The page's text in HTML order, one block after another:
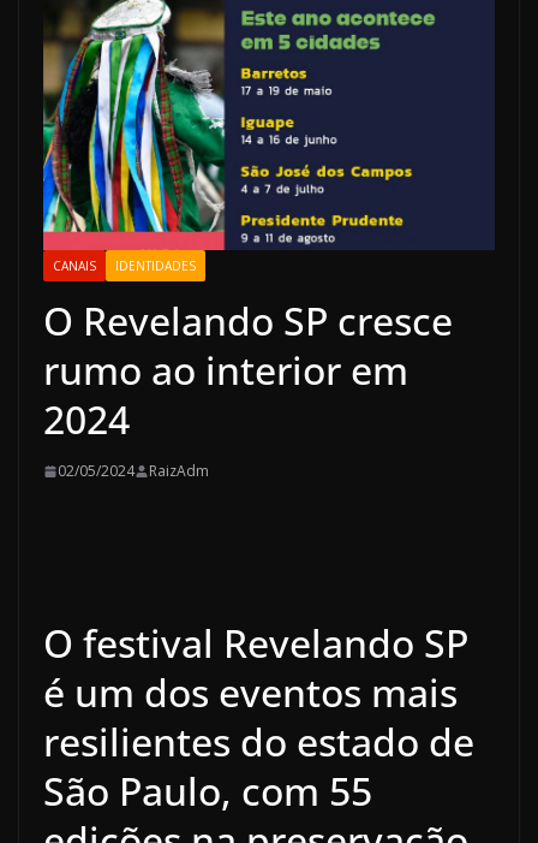
CANAIS IDENTIDADES
O Revelando SP cresce
rumo ao interior em
2024
02/05/2024 RaizAdm
O festival Revelando SP
é um dos eventos mais
resilientes do estado de
São Paulo, com 55